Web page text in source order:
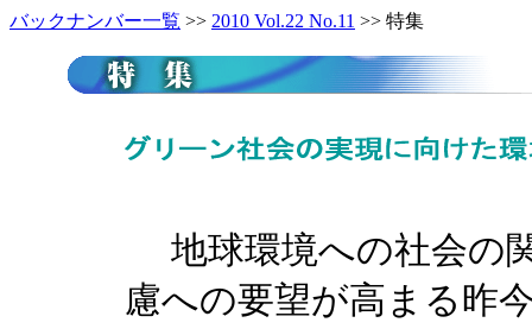
バックナンバー一覧 >> 2010 Vol.22 No.11 >> 特集
地球環境への社会の
慮への要望が高まる昨